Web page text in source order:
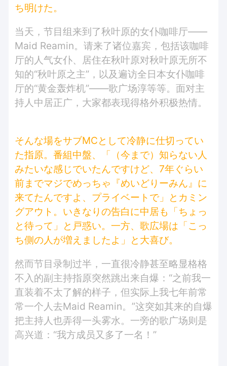
ち明けた。
当天，节目组来到了秋叶原的女仆咖啡厅——
Maid Reamin。请来了诸位嘉宾，包括该咖啡
厅的人气女仆、居住在秋叶原对秋叶原无所不
知的“秋叶原之主”，以及遍访全日本女仆咖啡
厅的“黄金轰炸机”——歌广场淳等等。面对主
持人中居正广，大家都表现得格外积极热情。
そんな場をサブMCとして冷静に仕切ってい
た指原。番組中盤、「（今まで）知らない人
みたいな感じでいたんですけど、7年ぐらい
前までマジでめっちゃ『めいどりーみん』に
来てたんですよ、プライベートで」とカミン
グアウト。いきなりの告白に中居も「ちょっ
と待って」と戸惑い。一方、歌広場は「こっ
ち側の人が増えましたよ」と大喜び。
然而节目录制过半，一直很冷静甚至略显格格
不入的副主持指原突然跳出来自爆：“之前我一
直装着不太了解的样子，但实际上我七年前常
常一个人去Maid Reamin。”这突如其来的自爆
把主持人也弄得一头雾水。一旁的歌广场则是
高兴道：“我方成员又多了一名！”